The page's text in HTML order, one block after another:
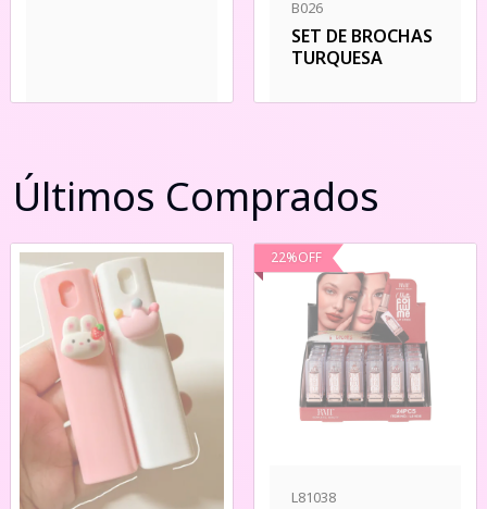
B026
SET DE BROCHAS
TURQUESA
Últimos Comprados
22%OFF
L81038